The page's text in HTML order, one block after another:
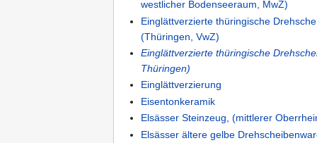
westlicher Bodenseeraum, MwZ)
Einglättverzierte thüringische
(Thüringen, VwZ)
Einglättverzierte thüringische
Thüringen)
Einglättverzierung
Eisentonkeramik
Elsässer Steinzeug, (mittlerer
Elsässer ältere gelbe